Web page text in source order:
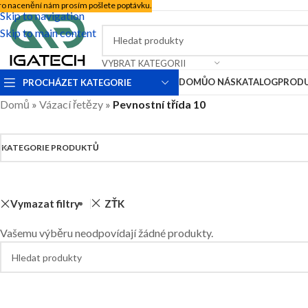
Skip to navigation
Skip to main content
nacenění nám prosím pošlete poptávku.
VYBRAT KATEGORII
PROCHÁZET KATEGORIE DOMŮO NÁSKATALOG
Domů » Vázací řetězy » Pevnostní třída 10
KATEGORIE PRODUKTŮ
Vymazat filtry ZŤK
Vašemu výběru neodpovídají žádné produkty.